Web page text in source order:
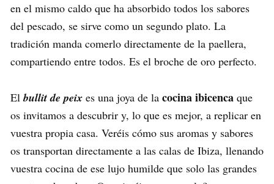
en el mismo caldo que ha absorbido todos los sabores
del pescado, se sirve como un segundo plato. La
tradición manda comerlo directamente de la paellera,
compartiendo entre todos. Es el broche de oro perfecto.
Elbullit de peix es una joya de la cocina ibicenca que
os invitamos a descubrir y, lo que es mejor, a replicar en
vuestra propia casa. Veréis cómo sus aromas y sabores
os transportan directamente a las calas de Ibiza, llenando
vuestra cocina de ese lujo humilde que solo las grandes